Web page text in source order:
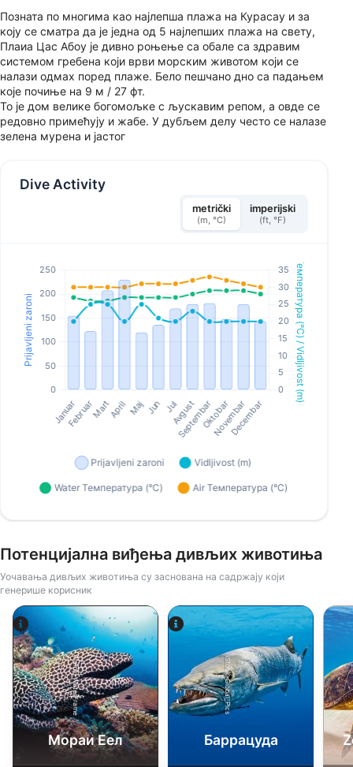
Позната по многима као најлепша плажа на Курасау и за
коју се сматра да је једна од 5 најлепших плажа на свету,
Плаиа Цас Абоу је дивно роњење са обале са здравим
системом гребена који врви морским животом који се
налази одмах поред плаже. Бело пешчано дно са падањем
које почиње на 9 м / 27 фт.
То је дом велике богомољке с љускавим репом, а овде се
редовно примећују и жабе. У дубљем делу често се налазе
зелена мурена и јастог
Dive Activity
metrički
(m, °C)
imperijski
(ft, °F)
Потенцијална виђења дивљих животиња
Уочавања дивљих животиња су заснована на садржају који
генерише корисник
Alamy-WaterFrame
Мораи Еел
iStock-Global_Pics
Баррацуда